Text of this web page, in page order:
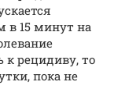
в 15 минут на
к рецидиву, то
пока не